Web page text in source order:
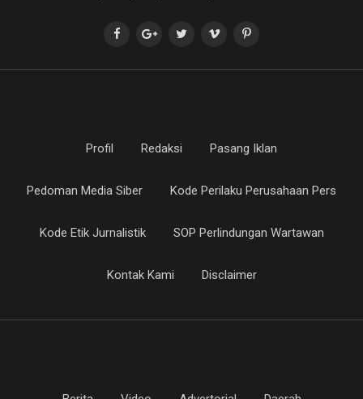
Profil Redaksi Pasang Iklan
Pedoman Media Siber Kode Perilaku Perusahaan Pers
Kode Etik Jurnalistik SOP Perlindungan Wartawan
Kontak Kami Disclaimer